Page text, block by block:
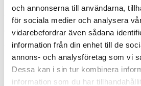
och annonserna till användarna,
för sociala medier och analysera
vidarebefordrar även sådana
information från din enhet till de
annons- och analysföretag som vi
Dessa kan i sin tur kombinera
information som du har
förbundet YH i Finland. Kom och hör hur det
byggbranschen. På tillfället får du även höra
och veta om vad som bereds som bäst inom
Vi besöker
17.9 Helsingfors, Arcada
19.9 Borgå, Kulturhuset Grand